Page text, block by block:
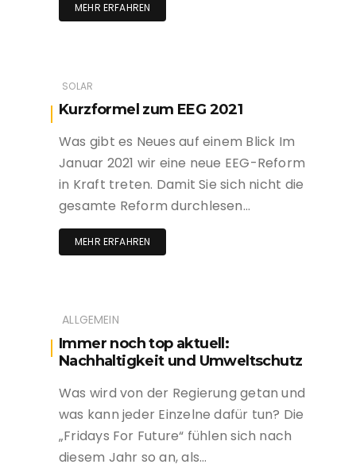
MEHR ERFAHREN
SOLAR
Kurzformel zum EEG 2021
Was gibt es Neues auf einem Blick Im
Januar 2021 wir eine neue EEG-Reform
in Kraft treten. Damit Sie sich nicht die
gesamte Reform durchlesen…
MEHR ERFAHREN
ALLGEMEIN
Immer noch top aktuell:
Nachhaltigkeit und Umweltschutz
Was wird von der Regierung getan und
was kann jeder Einzelne dafür tun? Die
„Fridays For Future“ fühlen sich nach
diesem Jahr so an, als…